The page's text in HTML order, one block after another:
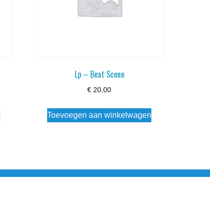
Lp – Beat Scene
€ 20,00
Toevoegen aan winkelwagen